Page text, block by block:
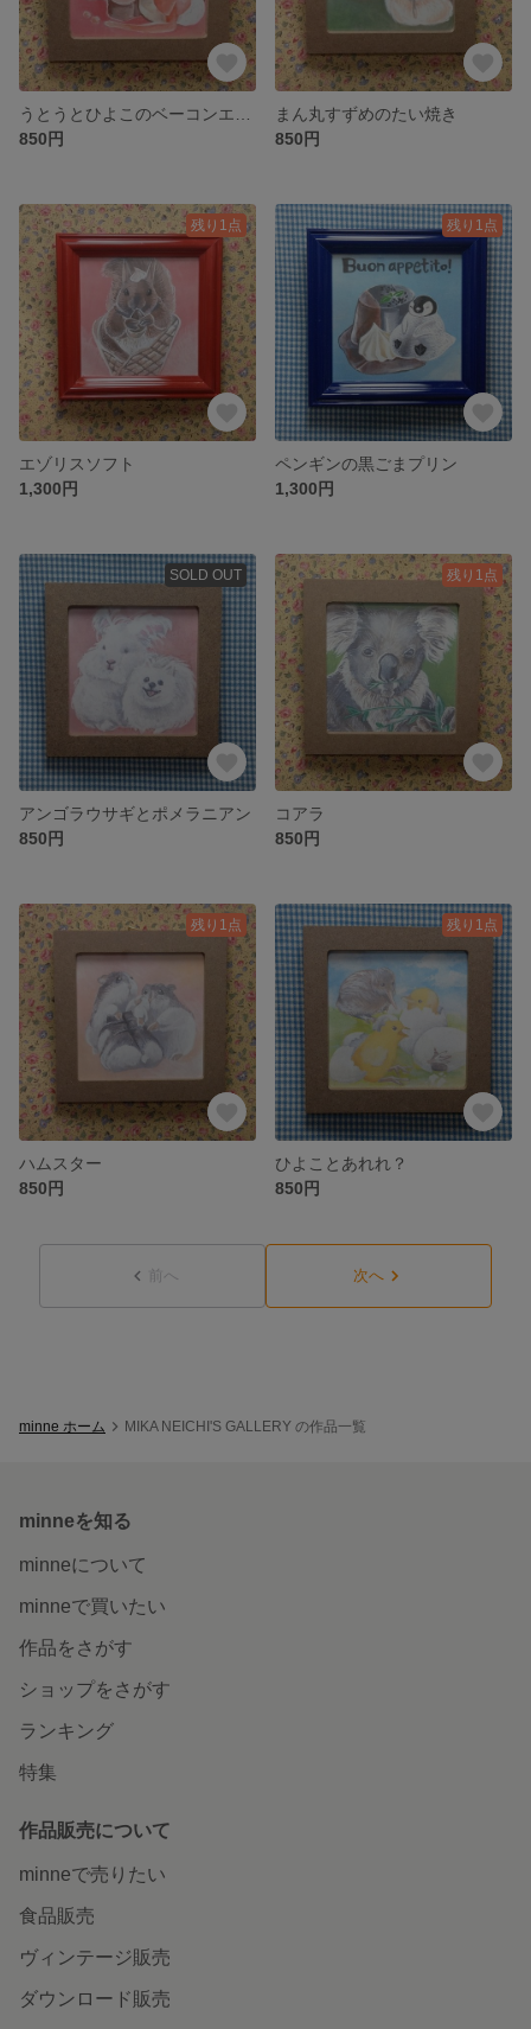
850円
まん丸すずめのたい焼き
850円
残り1点
エゾリスソフト
1,300円
残り1点
ペンギンの黒ごまプリン
1,300円
SOLD OUT
アンゴラウサギとポメラニアン
850円
残り1点
コアラ
850円
残り1点
ハムスター
850円
残り1点
ひよことあれれ？
850円
前へ 次へ
minne ホーム MIKA NEICHI'S GALLERY の作品一覧
minneを知る
minneについて
minneで買いたい
作品をさがす
ショップをさがす
ランキング
特集
作品販売について
minneで売りたい
食品販売
ヴィンテージ販売
ダウンロード販売